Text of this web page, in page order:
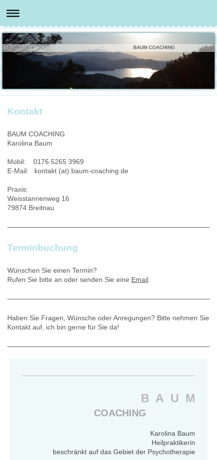
BAUM COACHING
Kontakt
BAUM COACHING
Karolina Baum
Mobil: 0176 5265 3969
E-Mail: kontakt (at) baum-coaching.de
Praxis:
Weisstannenweg 16
79874 Breitnau
Terminbuchung
Wünschen Sie einen Termin?
Rufen Sie bitte an oder senden Sie eine Email
Haben Sie Fragen, Wünsche oder Anregungen? Bitte nehmen Sie
Kontakt auf, ich bin gerne für Sie da!
B A U M
COACHING
Karolina Baum
Heilpraktikerin
beschränkt auf das Gebiet der Psychotherapie